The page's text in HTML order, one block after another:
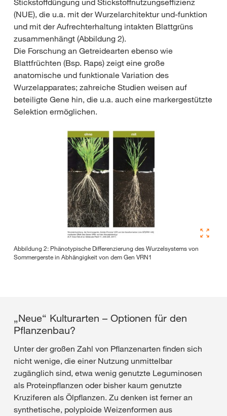
(NUE), die u.a. mit der Wurzelarchitektur und-funktion
und mit der Aufrechterhaltung intakten Blattgrüns
zusammenhängt (Abbildung 2).
Die Forschung an Getreidearten ebenso wie
Blattfrüchten (Bsp. Raps) zeigt eine große
anatomische und funktionale Variation des
Wurzelapparates; zahreiche Studien weisen auf
beteiligte Gene hin, die u.a. auch eine markergestützte
Selektion ermöglichen.
Abbildung 2: Phänotypische Differenzierung des Wurzelsystems von
Sommergerste in Abhängigkeit von dem Gen VRN1
„Neue“ Kulturarten – Optionen für den
Pflanzenbau?
Unter der großen Zahl von Pflanzenarten finden sich
nicht wenige, die einer Nutzung unmittelbar
zugänglich sind, etwa wenig genutzte Leguminosen
als Proteinpflanzen oder bisher kaum genutzte
Kruziferen als Ölpflanzen. Zu denken ist ferner an
synthetische, polyploide Weizenformen aus